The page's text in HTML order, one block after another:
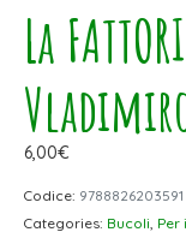
La
6,00€
Codice: 9788826203591
Categories: Bucoli, Per